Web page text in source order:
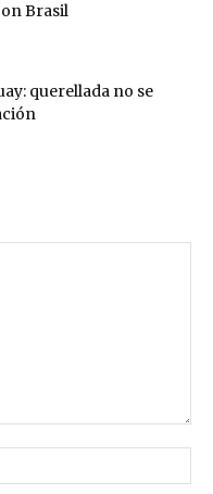
Brasil
querellada no se